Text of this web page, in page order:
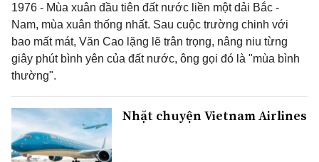
1976 - Mùa xuân đầu tiên đất nước liền một dải Bắc -
Nam, mùa xuân thống nhất. Sau cuộc trường chinh với
bao mất mát, Văn Cao lặng lẽ trân trọng, nâng niu từng
giây phút bình yên của đất nước, ông gọi đó là "mùa bình
thường".
Nhặt chuyện Vietnam Airlines